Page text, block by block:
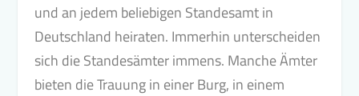
und an jedem beliebigen Standesamt in
Deutschland heiraten. Immerhin unterscheiden
sich die Standesämter immens. Manche Ämter
bieten die Trauung in einer Burg, in einem